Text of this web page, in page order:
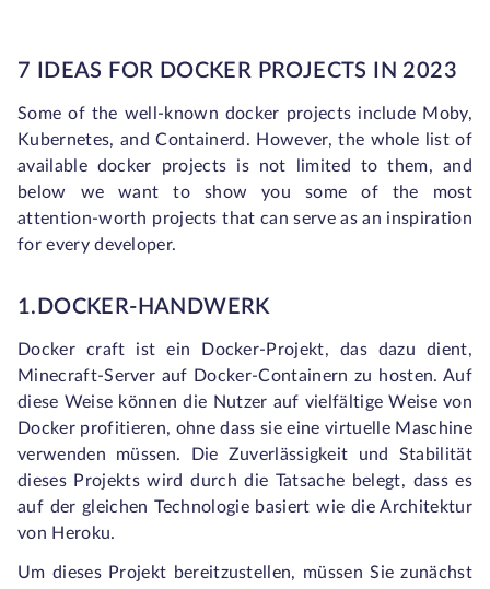
7 IDEAS FOR DOCKER PROJECTS IN 2023
Some of the well-known docker projects include Moby,
Kubernetes, and Containerd. However, the whole list of
available docker projects is not limited to them, and
below we want to show you some of the most
attention-worth projects that can serve as an inspiration
for every developer.
1.DOCKER-HANDWERK
Docker craft ist ein Docker-Projekt, das dazu dient,
Minecraft-Server auf Docker-Containern zu hosten. Auf
diese Weise können die Nutzer auf vielfältige Weise von
Docker profitieren, ohne dass sie eine virtuelle Maschine
verwenden müssen. Die Zuverlässigkeit und Stabilität
dieses Projekts wird durch die Tatsache belegt, dass es
auf der gleichen Technologie basiert wie die Architektur
von Heroku.
Um dieses Projekt bereitzustellen, müssen Sie zunächst